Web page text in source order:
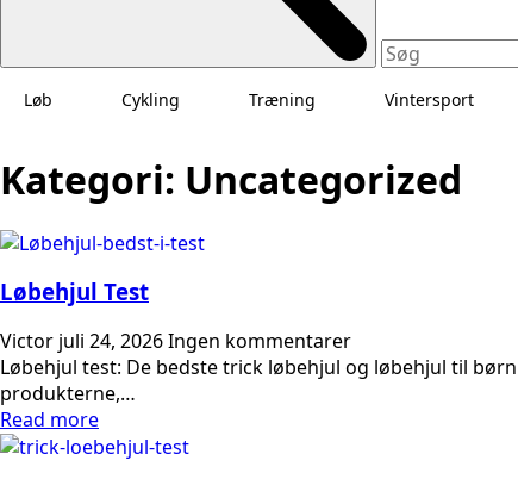
Løb Cykling Træning Vintersport
Kategori: Uncategorized
Løbehjul Test
Victor juli 24, 2026Ingen kommentarer
Løbehjul test: De bedste trick løbehjul og løbehjul til
produkterne,…
Read more